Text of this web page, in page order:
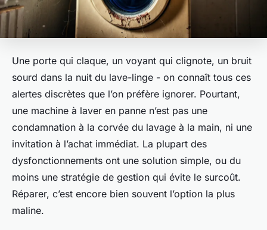
Une porte qui claque, un voyant qui clignote, un bruit
sourd dans la nuit du lave-linge - on connaît tous ces
alertes discrètes que l’on préfère ignorer. Pourtant,
une machine à laver en panne n’est pas une
condamnation à la corvée du lavage à la main, ni une
invitation à l’achat immédiat. La plupart des
dysfonctionnements ont une solution simple, ou du
moins une stratégie de gestion qui évite le surcoût.
Réparer, c’est encore bien souvent l’option la plus
maline.